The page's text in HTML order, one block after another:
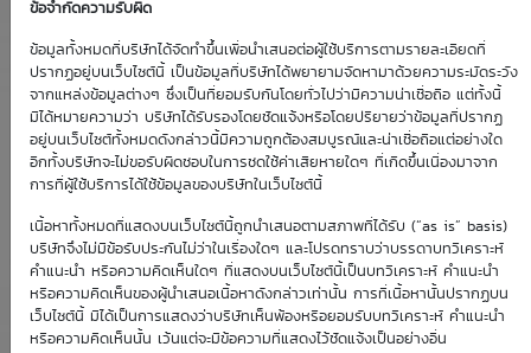
ข้อจำกัดความรับผิด
ข้อมูลทั้งหมดที่บริษัทได้จัดทำขึ้นเพื่อนำเสนอต่อผู้ใช้บริการตามรายละเอียดที่
ปรากฏอยู่บนเว็บไซต์นี้ เป็นข้อมูลที่บริษัทได้พยายามจัดหามาด้วยความระมัดระวัง
จากแหล่งข้อมูลต่างๆ ซึ่งเป็นที่ยอมรับกันโดยทั่วไปว่ามีความน่าเชื่อถือ แต่ทั้งนี้
มิได้หมายความว่า บริษัทได้รับรองโดยชัดแจ้งหรือโดยปริยายว่าข้อมูลที่ปรากฏ
อยู่บนเว็บไซต์ทั้งหมดดังกล่าวนี้มีความถูกต้องสมบูรณ์และน่าเชื่อถือแต่อย่างใด
อีกทั้งบริษัทจะไม่ขอรับผิดชอบในการชดใช้ค่าเสียหายใดๆ ที่เกิดขึ้นเนื่องมาจาก
การที่ผู้ใช้บริการได้ใช้ข้อมูลของบริษัทในเว็บไซต์นี้
เนื้อหาทั้งหมดที่แสดงบนเว็บไซต์นี้ถูกนำเสนอตามสภาพที่ได้รับ (“as is” basis)
บริษัทจึงไม่มีข้อรับประกันไม่ว่าในเรื่องใดๆ และโปรดทราบว่าบรรดาบทวิเคราะห์
คำแนะนำ หรือความคิดเห็นใดๆ ที่แสดงบนเว็บไซต์นี้เป็นบทวิเคราะห์ คำแนะนำ
หรือความคิดเห็นของผู้นำเสนอเนื้อหาดังกล่าวเท่านั้น การที่เนื้อหานั้นปรากฏบน
เว็บไซต์นี้ มิได้เป็นการแสดงว่าบริษัทเห็นพ้องหรือยอมรับบทวิเคราะห์ คำแนะนำ
หรือความคิดเห็นนั้น เว้นแต่จะมีข้อความที่แสดงไว้ชัดแจ้งเป็นอย่างอื่น
วันซื้อขายวันแรก
22 พ.ค. 2569
10 ส.ค. 2569
วันซื้อขายวันสุดท้าย
6 พ.ย. 2569
Effective Gearing
5.25
Sensitivity
1.34